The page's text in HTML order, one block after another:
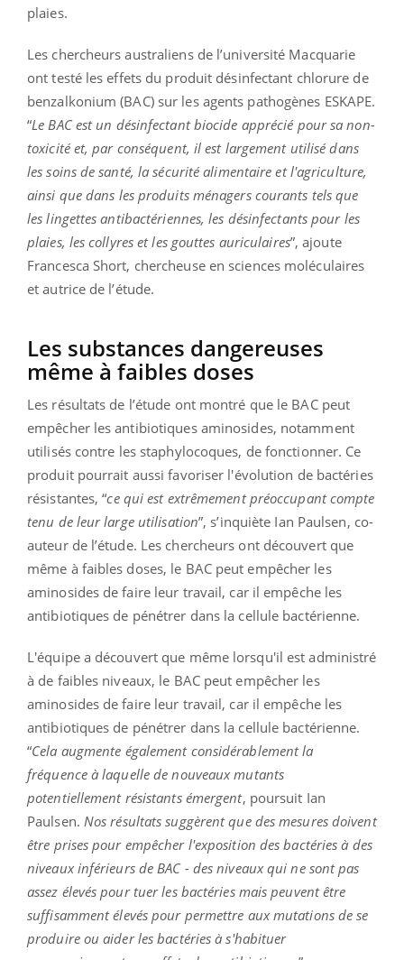
plaies.
Les chercheurs australiens de l’université Macquarie
ont testé les effets du produit désinfectant chlorure de
benzalkonium (BAC) sur les agents pathogènes ESKAPE.
“Le BAC est un désinfectant biocide apprécié pour sa non-
toxicité et, par conséquent, il est largement utilisé dans
les soins de santé, la sécurité alimentaire et l'agriculture,
ainsi que dans les produits ménagers courants tels que
les lingettes antibactériennes, les désinfectants pour les
plaies, les collyres et les gouttes auriculaires”, ajoute
Francesca Short, chercheuse en sciences moléculaires
et autrice de l’étude.
Les substances dangereuses
même à faibles doses
Les résultats de l’étude ont montré que le BAC peut
empêcher les antibiotiques aminosides, notamment
utilisés contre les staphylocoques, de fonctionner. Ce
produit pourrait aussi favoriser l'évolution de bactéries
résistantes, “ce qui est extrêmement préoccupant compte
tenu de leur large utilisation”, s’inquiète Ian Paulsen, co-
auteur de l’étude. Les chercheurs ont découvert que
même à faibles doses, le BAC peut empêcher les
aminosides de faire leur travail, car il empêche les
antibiotiques de pénétrer dans la cellule bactérienne.
L'équipe a découvert que même lorsqu'il est administré
à de faibles niveaux, le BAC peut empêcher les
aminosides de faire leur travail, car il empêche les
antibiotiques de pénétrer dans la cellule bactérienne.
“Cela augmente également considérablement la
fréquence à laquelle de nouveaux mutants
potentiellement résistants émergent, poursuit Ian
Paulsen. Nos résultats suggèrent que des mesures doivent
être prises pour empêcher l'exposition des bactéries à des
niveaux inférieurs de BAC - des niveaux qui ne sont pas
assez élevés pour tuer les bactéries mais peuvent être
suffisamment élevés pour permettre aux mutations de se
produire ou aider les bactéries à s'habituer